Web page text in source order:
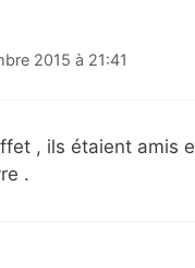
2015 à 21:41
, ils étaient amis
.